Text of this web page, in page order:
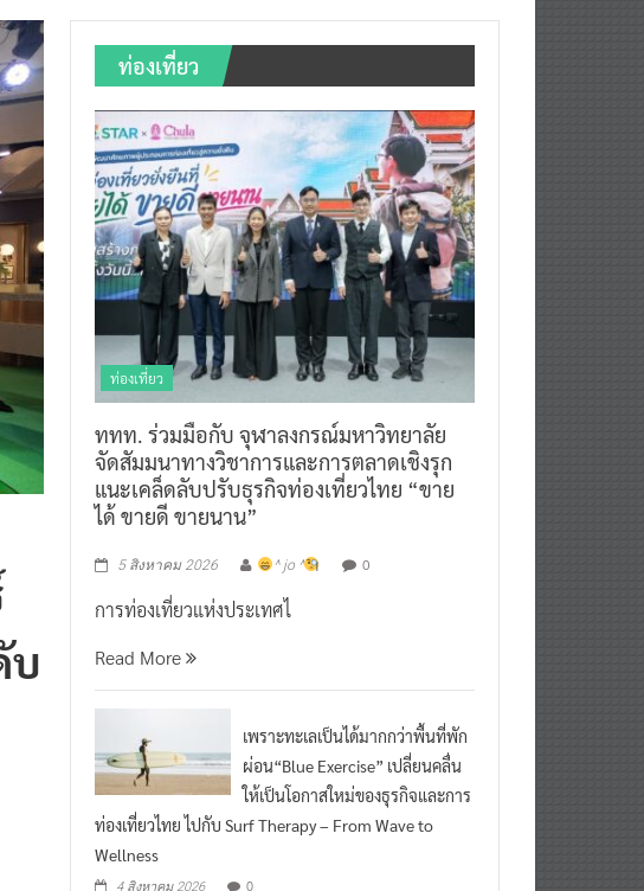
บ
ท่องเที่ยว
ท่องเที่ยว
ททท. ร่วมมือกับ จุฬาลงกรณ์มหาวิทยาลัย
จัดสัมมนาทางวิชาการและการตลาดเชิงรุก
แนะเคล็ดลับปรับธุรกิจท่องเที่ยวไทย “ขาย
ได้ ขายดี ขายนาน”
การท่องเที่ยวแห่งประเทศไ
ผ่อน“Blue Exercise” เปลี่ยนคลื่น
ให้เป็นโอกาสใหม่ของธุรกิจและการ
ท่องเที่ยวไทย ไปกับ Surf Therapy – From Wave to
Wellness